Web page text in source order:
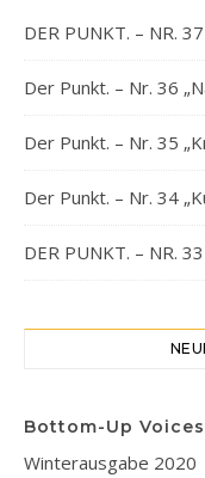
DER PUNKT. – NR. 37
Der Punkt. – Nr. 36
Der Punkt. – Nr. 35
Der Punkt. – Nr. 34
DER PUNKT. – NR.
Bottom-Up Voices
Winterausgabe 2020